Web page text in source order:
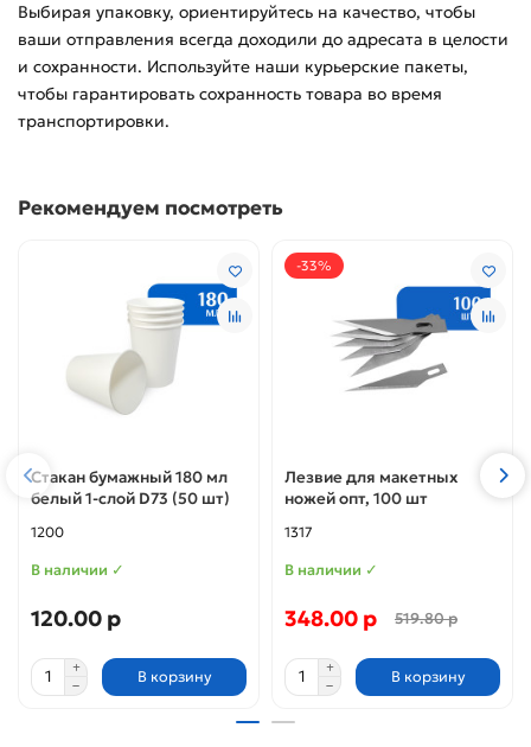
Выбирая упаковку, ориентируйтесь на качество, чтобы
ваши отправления всегда доходили до адресата в целости
и сохранности. Используйте наши курьерские пакеты,
чтобы гарантировать сохранность товара во время
транспортировки.
Рекомендуем посмотреть
Стакан бумажный 180 мл
белый 1-слой D73 (50 шт)
1200
В наличии ✓
120.00 р
В корзину
-33%
Лезвие для макетных
ножей опт, 100 шт
1317
В наличии ✓
348.00 р 519.80 р
В корзину